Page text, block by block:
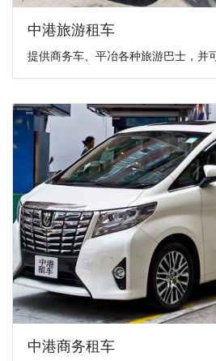
中港旅游租车
提供商务车、平冶各种旅游巴士，并
中港商务租车